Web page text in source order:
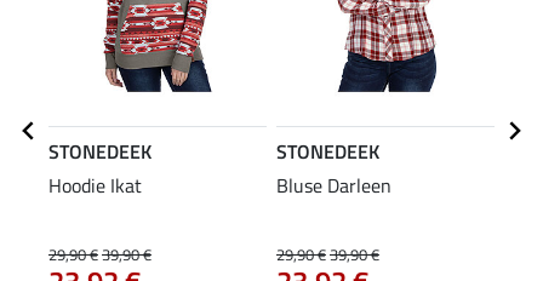
STONEDEEK
Hoodie Ikat
29,90 €39,90 €
STONEDEEK
Bluse Darleen
29,90 €39,90 €